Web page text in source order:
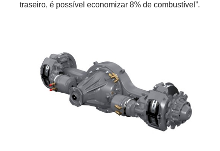
traseiro, é possível economizar 8% de combustível”.